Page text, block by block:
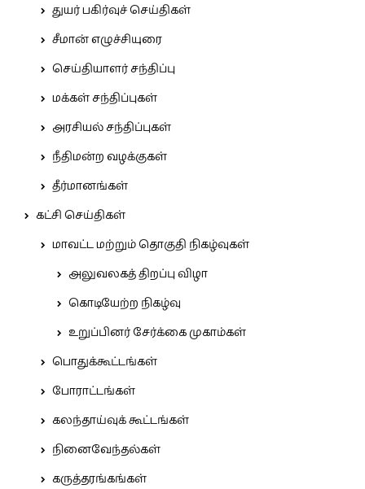
துயர் பகிர்வுச் செய்திகள்
சீமான் எழுச்சியுரை
செய்தியாளர் சந்திப்பு
மக்கள் சந்திப்புகள்
அரசியல் சந்திப்புகள்
நீதிமன்ற வழக்குகள்
தீர்மானங்கள்
கட்சி செய்திகள்
மாவட்ட மற்றும் தொகுதி நிகழ்வுகள்
அலுவலகத் திறப்பு விழா
கொடியேற்ற நிகழ்வு
உறுப்பினர் சேர்க்கை முகாம்கள்
பொதுக்கூட்டங்கள்
போராட்டங்கள்
கலந்தாய்வுக் கூட்டங்கள்
நினைவேந்தல்கள்
கருத்தரங்கங்கள்